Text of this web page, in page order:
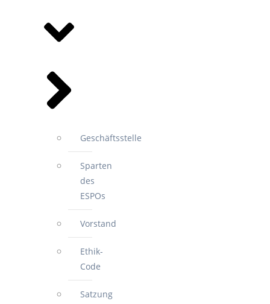
Geschäftsstelle
Sparten
des
ESPOs
Vorstand
Ethik-
Code
Satzung